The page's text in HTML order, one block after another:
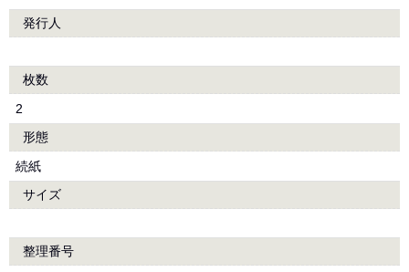
発行人
枚数
2
形態
続紙
サイズ
整理番号